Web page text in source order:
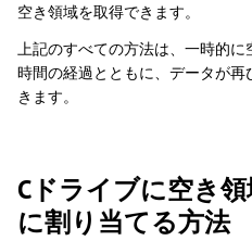
空き領域を取得できます。
上記のすべての方法は、一時的に
時間の経過とともに、データが
きます。
Cドライブに空き
に割り当てる方法